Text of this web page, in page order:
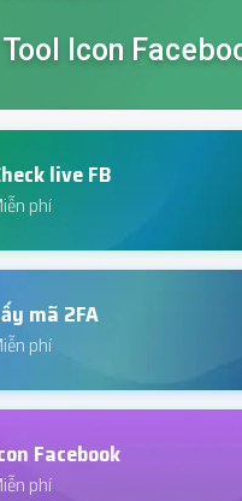
Tool Icon
live FB
phí
mã 2FA
phí
Facebook
phí